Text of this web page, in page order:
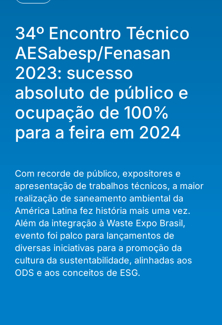
34º Encontro Técnico
AESabesp/Fenasan
2023: sucesso
absoluto de público e
ocupação de 100%
para a feira em 2024
Com recorde de público, expositores e
apresentação de trabalhos técnicos, a maior
realização de saneamento ambiental da
América Latina fez história mais uma vez.
Além da integração à Waste Expo Brasil,
evento foi palco para lançamentos de
diversas iniciativas para a promoção da
cultura da sustentabilidade, alinhadas aos
ODS e aos conceitos de ESG.